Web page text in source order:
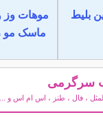
بلیط
موهات
ماسک مو
سرگرمی
، فال ، طنز ، اس ام اس و